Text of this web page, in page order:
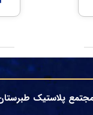
پلاستیک